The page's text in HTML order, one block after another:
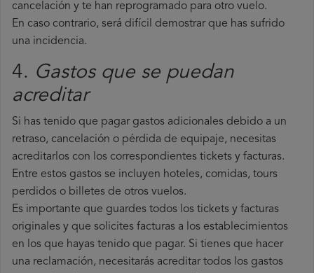
cancelación y te han reprogramado para otro vuelo.
En caso contrario, será difícil demostrar que has sufrido
una incidencia.
4. Gastos que se puedan
acreditar
Si has tenido que pagar gastos adicionales debido a un
retraso, cancelación o pérdida de equipaje, necesitas
acreditarlos con los correspondientes tickets y facturas.
Entre estos gastos se incluyen hoteles, comidas, tours
perdidos o billetes de otros vuelos.
Es importante que guardes todos los tickets y facturas
originales y que solicites facturas a los establecimientos
en los que hayas tenido que pagar. Si tienes que hacer
una reclamación, necesitarás acreditar todos los gastos